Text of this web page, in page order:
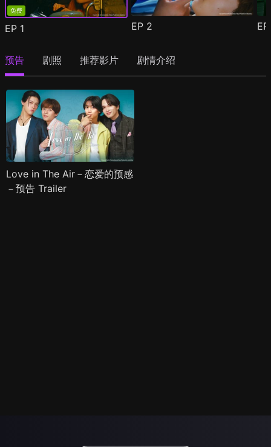
免费
EP 1 EP 2
预告 剧照 推荐影片 剧情介绍
Love in The Air－恋爱的预感
－预告 Trailer